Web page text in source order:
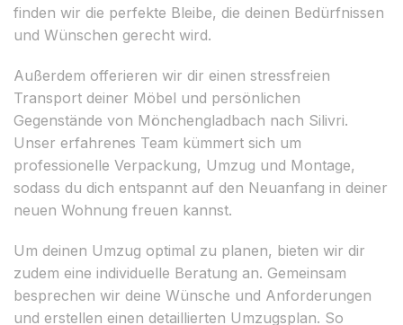
finden wir die perfekte Bleibe, die deinen Bedürfnissen
und Wünschen gerecht wird.
Außerdem offerieren wir dir einen stressfreien
Transport deiner Möbel und persönlichen
Gegenstände von Mönchengladbach nach Silivri.
Unser erfahrenes Team kümmert sich um
professionelle Verpackung, Umzug und Montage,
sodass du dich entspannt auf den Neuanfang in deiner
neuen Wohnung freuen kannst.
Um deinen Umzug optimal zu planen, bieten wir dir
zudem eine individuelle Beratung an. Gemeinsam
besprechen wir deine Wünsche und Anforderungen
und erstellen einen detaillierten Umzugsplan. So